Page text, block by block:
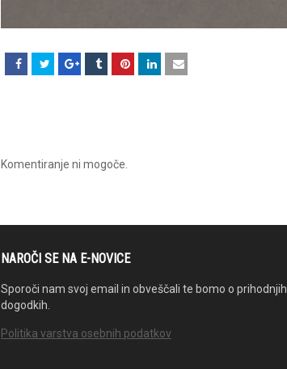
Komentiranje ni mogoče.
NAROČI SE NA E-NOVICE
Sporoči nam svoj email in obveščali te bomo o prihodnjih
dogodkih.
Politika varstva osebnih podatkov